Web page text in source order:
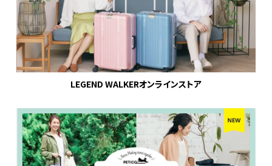
LEGEND WALKERオンラインストア